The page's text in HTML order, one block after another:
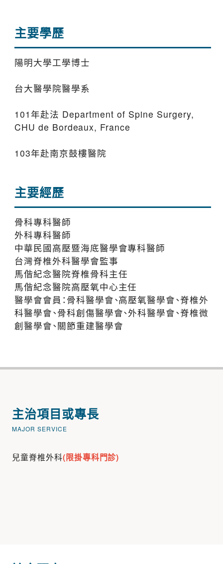
主要學歷
陽明大學工學博士
台大醫學院醫學系
101年赴法 Department of Spine Surgery,
CHU de Bordeaux, France
103年赴南京鼓樓醫院
主要經歷
骨科專科醫師
外科專科醫師
中華民國高壓暨海底醫學會專科醫師
台灣脊椎外科醫學會監事
馬偕紀念醫院脊椎骨科主任
馬偕紀念醫院高壓氧中心主任
醫學會會員：骨科醫學會、高壓氧醫學會、脊椎外
科醫學會、骨科創傷醫學會、外科醫學會、脊椎微
創醫學會、關節重建醫學會
主治項目或專長
MAJOR SERVICE
兒童脊椎外科(限掛專科門診)